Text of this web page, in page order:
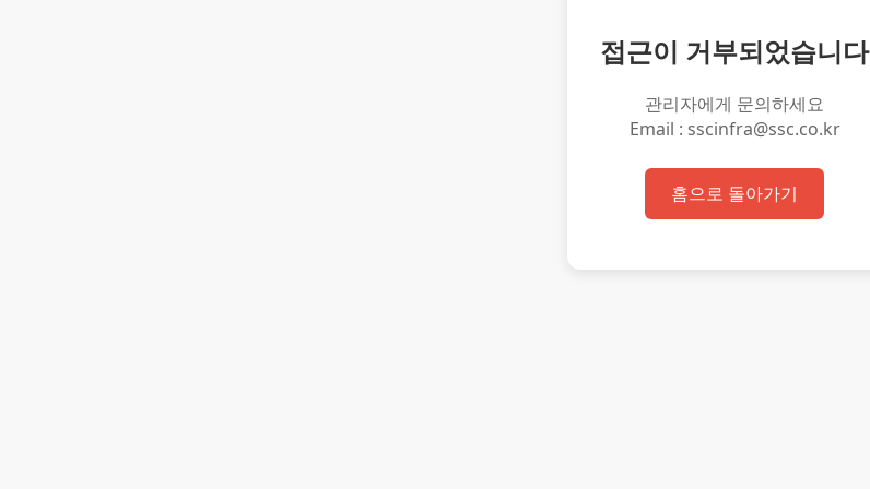
접근이 거부되었습니다
관리자에게 문의하세요
Email : sscinfra@ssc.co.kr
홈으로 돌아가기